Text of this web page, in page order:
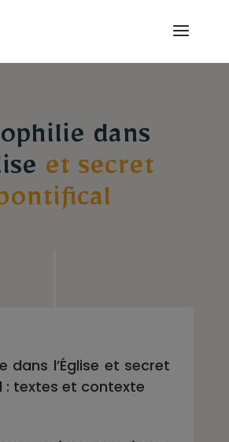
dans
et secret
dans l’Église et secret
: textes et contexte